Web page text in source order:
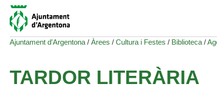
Ajuntament d'Argentona / Àrees / Cultura i Festes / Biblioteca /
TARDOR LITERÀRIA